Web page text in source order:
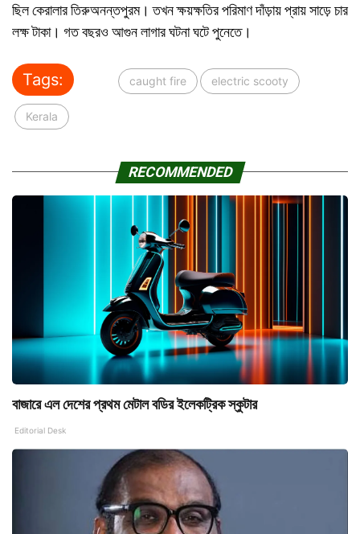
ছিল কেরালার তিরুঅনন্তপুরম। তখন ক্ষয়ক্ষতির পরিমাণ দাঁড়ায় প্রায় সাড়ে চার
লক্ষ টাকা। গত বছরও আগুন লাগার ঘটনা ঘটে পুনেতে।
Tags: caught fire electric scooty
Kerala
RECOMMENDED
বাজারে এল দেশের প্রথম মেটাল বডির ইলেকট্রিক স্কুটার
Editorial Desk